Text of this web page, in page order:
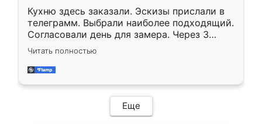
Кухню здесь заказали. Эскизы прислали в
телеграмм. Выбрали наиболее подходящий.
Согласовали день для замера. Через 3
недели кухня была уже готова. Остались
довольны работой. Спасибо Ренессанс
мебель за качественную работу!
Читать полностью
Еще